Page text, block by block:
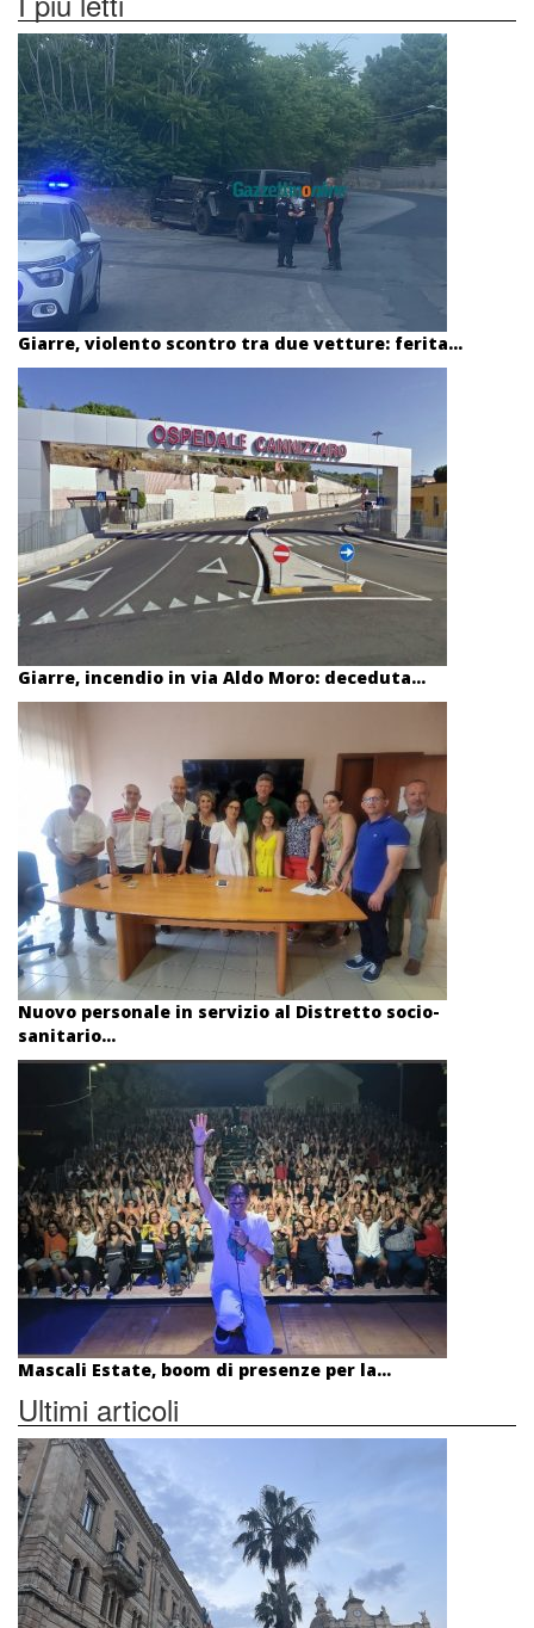
Giarre, violento scontro tra due vetture: ferita...
Giarre, incendio in via Aldo Moro: deceduta...
Nuovo personale in servizio al Distretto socio-
sanitario...
Mascali Estate, boom di presenze per la...
Ultimi articoli